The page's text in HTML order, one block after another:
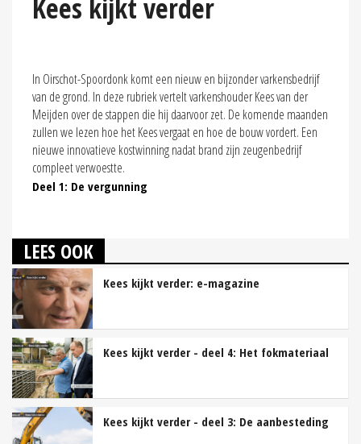
Kees kijkt verder
In Oirschot-Spoordonk komt een nieuw en bijzonder varkensbedrijf
van de grond. In deze rubriek vertelt varkenshouder Kees van der
Meijden over de stappen die hij daarvoor zet. De komende maanden
zullen we lezen hoe het Kees vergaat en hoe de bouw vordert. Een
nieuwe innovatieve kostwinning nadat brand zijn zeugenbedrijf
compleet verwoestte.
Deel 1: De vergunning
LEES OOK
Kees kijkt verder: e-magazine
Kees kijkt verder - deel 4: Het fokmateriaal
Kees kijkt verder - deel 3: De aanbesteding